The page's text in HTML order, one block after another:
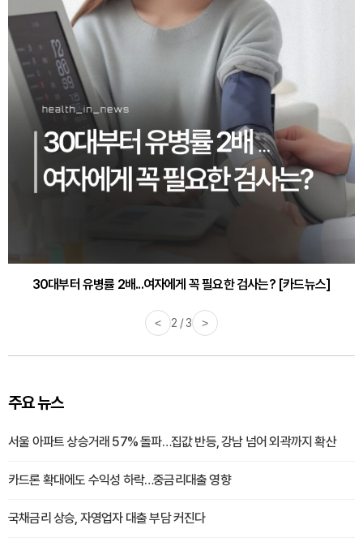
감기·독감 예방하고 면역력 높이는 4가지 영양제 [카드뉴스]
< 3 / 3 >
주요 뉴스
서울 아파트 상승거래 57% 돌파…집값 반등, 강남 넘어 외곽까지 확산
카드론 확대에도 수익성 하락…중금리대출 영향
국채금리 상승, 자영업자 대출 부담 커진다